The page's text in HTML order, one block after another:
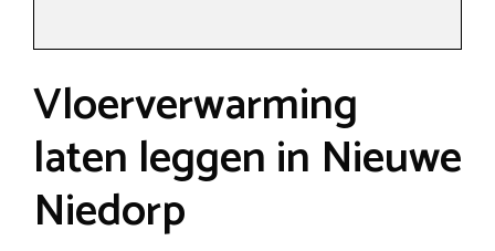
Vloerverwarming
laten leggen in Nieuwe
Niedorp